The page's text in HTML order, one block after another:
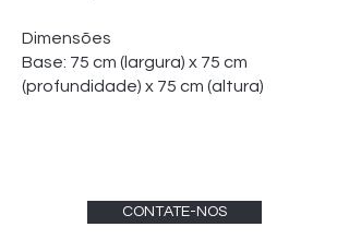
Dimensões
Base: 75 cm (largura) x 75 cm
(profundidade) x 75 cm (altura)
CONTATE-NOS